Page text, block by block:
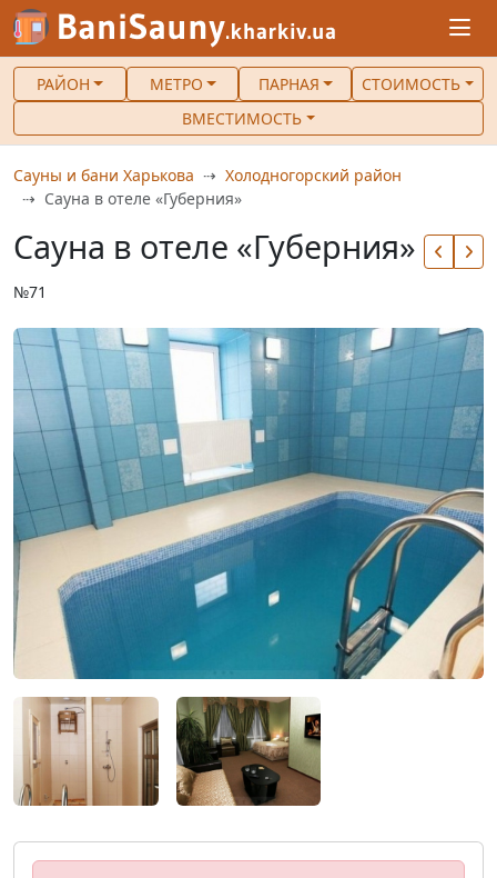
РАЙОН МЕТРО ПАРНАЯ
СТОИМОСТЬ
ВМЕСТИМОСТЬ
Сауны и бани Харькова
Холодногорский район
Сауна в отеле «Губерния»
Сауна в отеле «Губерния»
№71